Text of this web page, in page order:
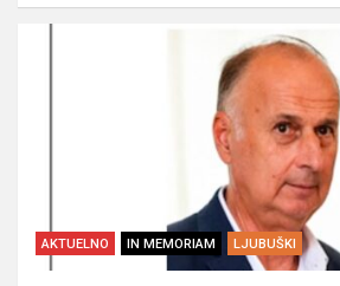
AKTUELNO IN MEMORIAM LJUBUŠKI